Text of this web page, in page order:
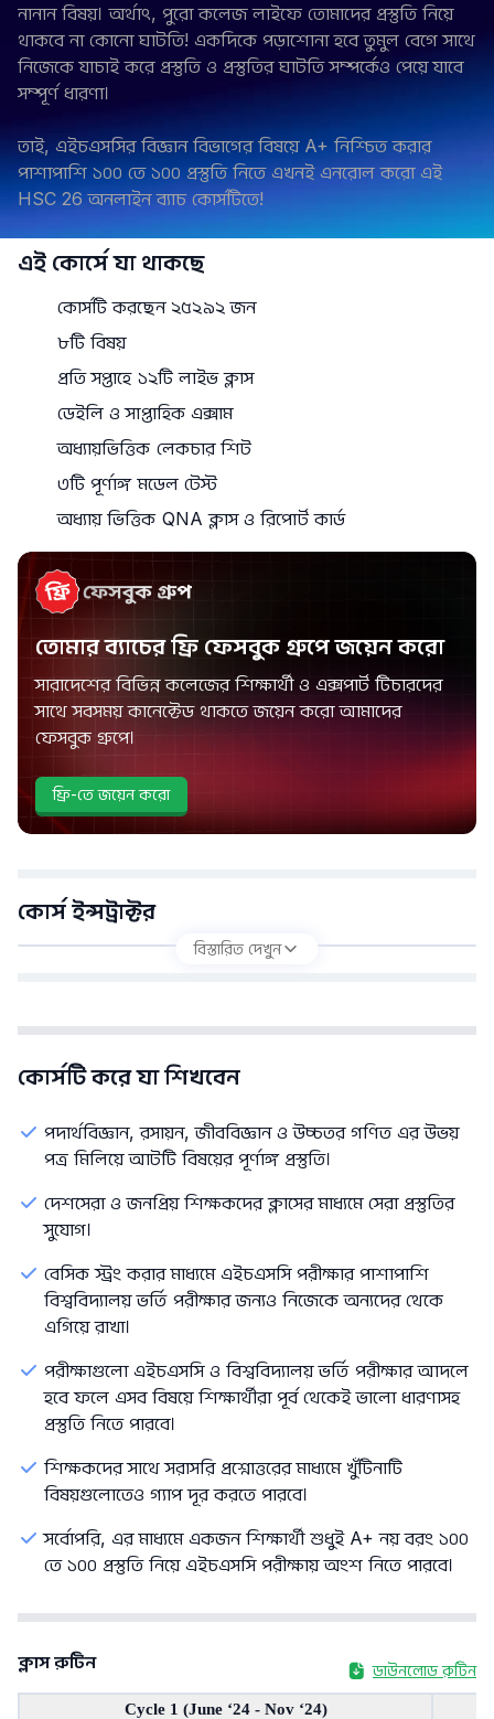
নানান বিষয়। অর্থাৎ, পুরো কলেজ লাইফে তোমাদের প্রস্তুতি নিয়ে
থাকবে না কোনো ঘাটতি! একদিকে পড়াশোনা হবে তুমুল বেগে সাথে
নিজেকে যাচাই করে প্রস্তুতি ও প্রস্তুতির ঘাটতি সম্পর্কেও পেয়ে যাবে
সম্পূর্ণ ধারণা।
তাই, এইচএসসির বিজ্ঞান বিভাগের বিষয়ে A+ নিশ্চিত করার
পাশাপাশি ১০০ তে ১০০ প্রস্তুতি নিতে এখনই এনরোল করো এই
HSC 26 অনলাইন ব্যাচ কোর্সটিতে!
এই কোর্সে যা থাকছে
কোর্সটি করছেন ২৫২৯২ জন
৮টি বিষয়
প্রতি সপ্তাহে ১২টি লাইভ ক্লাস
ডেইলি ও সাপ্তাহিক এক্সাম
অধ্যায়ভিত্তিক লেকচার শিট
৩টি পূর্ণাঙ্গ মডেল টেস্ট
অধ্যায় ভিত্তিক QNA ক্লাস ও রিপোর্ট কার্ড
তোমার ব্যাচের ফ্রি ফেসবুক গ্রুপে জয়েন করো
সারাদেশের বিভিন্ন কলেজের শিক্ষার্থী ও এক্সপার্ট টিচারদের
সাথে সবসময় কানেক্টেড থাকতে জয়েন করো আমাদের
ফেসবুক গ্রুপে।
ফ্রি-তে জয়েন করো
কোর্স ইন্সট্রাক্টর
বিস্তারিত দেখুন
কোর্সটি করে যা শিখবেন
পদার্থবিজ্ঞান, রসায়ন, জীববিজ্ঞান ও উচ্চতর গণিত এর উভয়
পত্র মিলিয়ে আটটি বিষয়ের পূর্ণাঙ্গ প্রস্তুতি।
দেশসেরা ও জনপ্রিয় শিক্ষকদের ক্লাসের মাধ্যমে সেরা প্রস্তুতির
সুযোগ।
বেসিক স্ট্রং করার মাধ্যমে এইচএসসি পরীক্ষার পাশাপাশি
বিশ্ববিদ্যালয় ভর্তি পরীক্ষার জন্যও নিজেকে অন্যদের থেকে
এগিয়ে রাখা।
পরীক্ষাগুলো এইচএসসি ও বিশ্ববিদ্যালয় ভর্তি পরীক্ষার আদলে
হবে ফলে এসব বিষয়ে শিক্ষার্থীরা পূর্ব থেকেই ভালো ধারণাসহ
প্রস্তুতি নিতে পারবে।
শিক্ষকদের সাথে সরাসরি প্রশ্নোত্তরের মাধ্যমে খুঁটিনাটি
বিষয়গুলোতেও গ্যাপ দূর করতে পারবে।
সর্বোপরি, এর মাধ্যমে একজন শিক্ষার্থী শুধুই A+ নয় বরং ১০০
তে ১০০ প্রস্তুতি নিয়ে এইচএসসি পরীক্ষায় অংশ নিতে পারবে।
ক্লাস রুটিন ডাউনলোড রুটিন
Cycle 1 (June ‘24 - Nov ‘24)